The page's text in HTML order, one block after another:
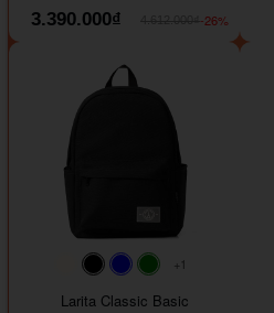
3.390.000₫
-26%
#faf0e6
#000000#0000FF#008000
+1
Larita Classic Basic